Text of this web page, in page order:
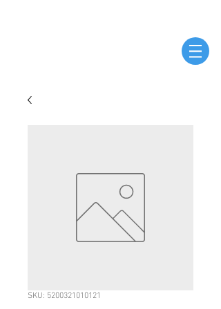
SKU: 5200321010121